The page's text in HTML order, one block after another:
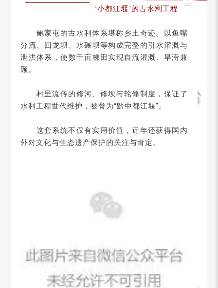
“小都江堰”的古水利工程
鲍家屯的古水利体系堪称乡土奇迹。 以鱼嘴
分流、回龙坝、水碾坝等构成完整的引水灌溉与
泄洪体系，使数千亩梯田实现自流灌溉、旱涝兼
顾。
村里流传的修河、修坝与轮修制度，保证了
水利工程世代维护，被誉为“黔中都江堰”。
这套系统不仅有实用价值，近年还获得国内
外对文化与生态遗产保护的关注与肯定。